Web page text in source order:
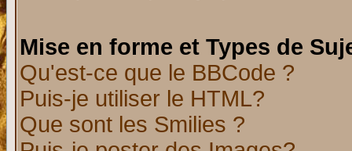
Mise en forme et Types de
Qu'est-ce que le BBCode ?
Puis-je utiliser le HTML?
Que sont les Smilies ?